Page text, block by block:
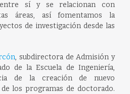
entre sí y se relacionan con
áreas, así fomentamos la
de investigación desde las
, subdirectora de Admisión y
de la Escuela de Ingeniería,
de la creación de nuevo
los programas de doctorado.